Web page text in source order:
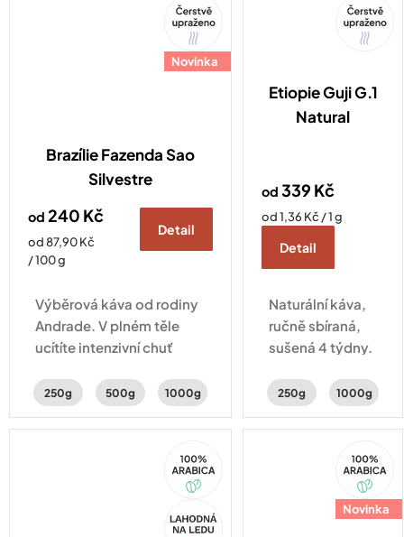
Novinka
Tip
Brazílie Fazenda Sao
Silvestre
od 240 Kč
Měrná
cena:
od 87,90 Kč
/ 100 g
Detail
Výběrová káva od rodiny
Andrade. V plném těle
ucítíte intenzivní chuť
lískových oříšků.
250g 500g 1000g
Tip
Etiopie Guji G.1
Natural
od 339 Kč
Měrná
od 1,36 Kč / 1 g
Detail
Naturální káva,
ručně sbíraná,
sušená 4 týdny.
citrusů,
koření.
250g 1000g
Arabica
Novinka
Arabica